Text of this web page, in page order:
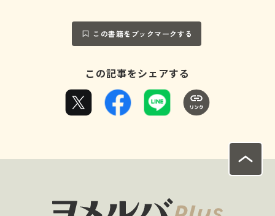
この書籍をブックマークする
この記事をシェアする